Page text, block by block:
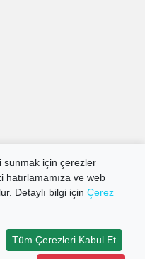
sunmak için çerezler
hatırlamamıza ve web
Detaylı bilgi için Çerez
Tüm Çerezleri Kabul Et
indirim kuponu kazanın